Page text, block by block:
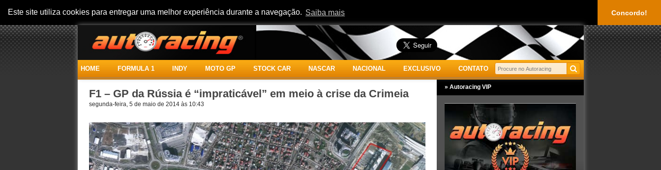
Este site utiliza cookies para entregar uma melhor experiência durante a navegação. Saiba mais Concordo!
HOME FORMULA 1 INDY MOTO GP STOCK CAR NASCAR NACIONAL EXCLUSIVO CONTATO
F1 – GP da Rússia é “impraticável” em meio à crise da Crimeia
segunda-feira, 5 de maio de 2014 às 10:43
» Autoracing VIP